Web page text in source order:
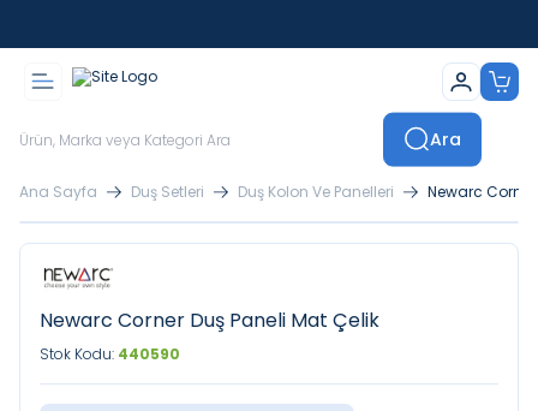
Ara
Ana Sayfa Duş Setleri Duş Kolon Ve Panelleri Newarc Corner
Newarc Corner Duş Paneli Mat Çelik
Stok Kodu: 440590